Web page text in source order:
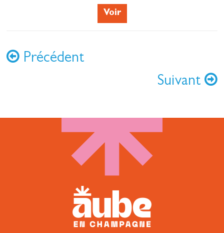
Voir
Précédent
Suivant